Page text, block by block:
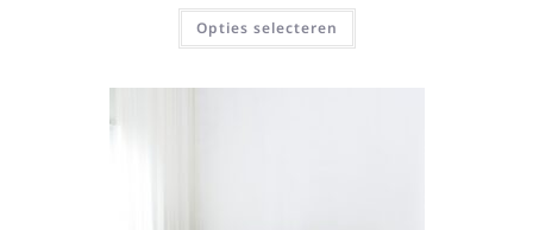
Opties selecteren